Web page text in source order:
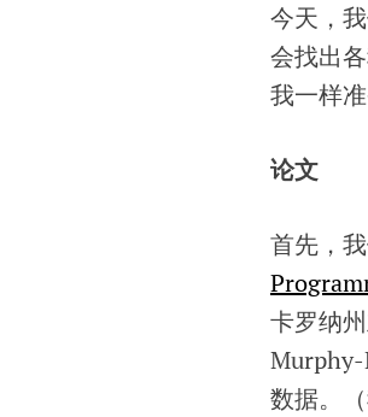
今天，
会找出
我一样
论文
首先，
卡罗纳
Murphy-
数据。